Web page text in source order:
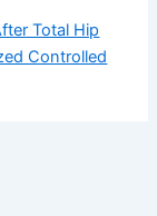
Total Hip
Controlled